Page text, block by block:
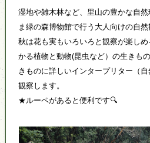
湿地や雑木林など、里山の豊かな自
ま緑の森博物館で行う大人向けの自然
秋は花も実もいろいろと観察が楽し
かる植物と動物(昆虫など）の生きも
きものに詳しいインタープリター（自
観察します。
★ルーペがあると便利です🔍